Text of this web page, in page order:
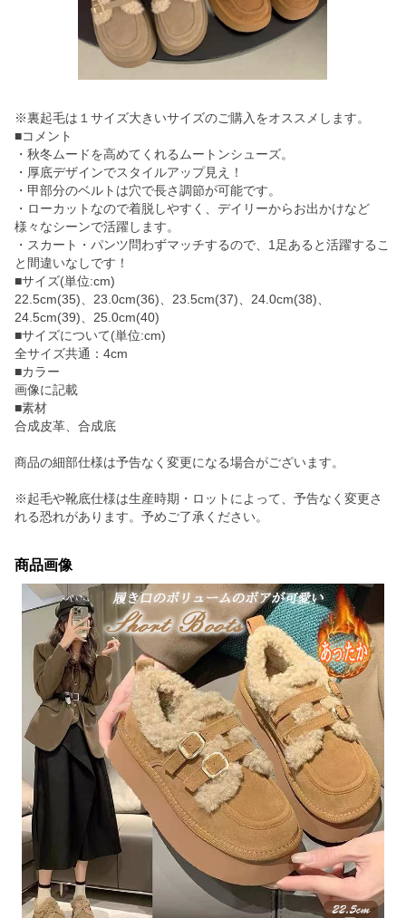
※裏起毛は１サイズ大きいサイズのご購入をオススメします。
■コメント
・秋冬ムードを高めてくれるムートンシューズ。
・厚底デザインでスタイルアップ見え！
・甲部分のベルトは穴で長さ調節が可能です。
・ローカットなので着脱しやすく、デイリーからお出かけなど
様々なシーンで活躍します。
・スカート・パンツ問わずマッチするので、1足あると活躍するこ
と間違いなしです！
■サイズ(単位:cm)
22.5cm(35)、23.0cm(36)、23.5cm(37)、24.0cm(38)、
24.5cm(39)、25.0cm(40)
■サイズについて(単位:cm)
全サイズ共通：4cm
■カラー
画像に記載
■素材
合成皮革、合成底
商品の細部仕様は予告なく変更になる場合がございます。
※起毛や靴底仕様は生産時期・ロットによって、予告なく変更さ
れる恐れがあります。予めご了承ください。
商品画像